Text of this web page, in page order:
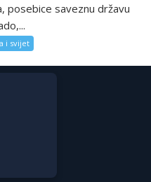
posebice saveznu državu
i svijet